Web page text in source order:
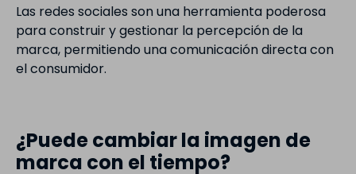
Las redes sociales son una herramienta poderosa
para construir y gestionar la percepción de la
marca, permitiendo una comunicación directa con
el consumidor.
¿Puede cambiar la imagen de
marca con el tiempo?